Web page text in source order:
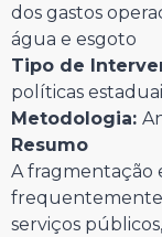
dos gastos
água e esgoto
Tipo de
políticas
Metodologia:
Resumo
A fragmentação
frequentemente
serviços